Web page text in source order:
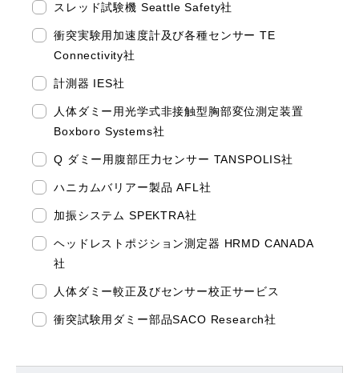
スレッド試験機 Seattle Safety社
衝突実験用加速度計及び各種センサー TE
Connectivity社
計測器 IES社
人体ダミー用光学式非接触型胸部変位測定装置
Boxboro Systems社
Q ダミー用腹部圧力センサー TANSPOLIS社
ハニカムバリアー製品 AFL社
加振システム SPEKTRA社
ヘッドレストポジション測定器 HRMD CANADA
社
人体ダミー較正及びセンサー校正サービス
衝突試験用ダミー部品SACO Research社